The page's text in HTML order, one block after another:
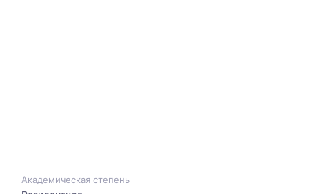
Академическая степень